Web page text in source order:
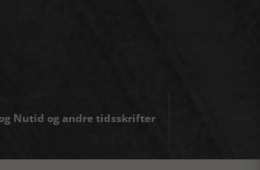
Nutid og andre tidsskrifter